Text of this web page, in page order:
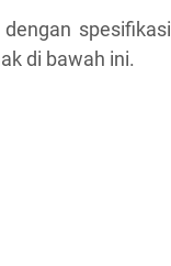
spesifikasi
di bawah ini.